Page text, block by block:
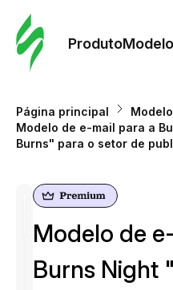
Produto
Página principal
Modelo de e-mail para a
Burns" para o setor de
Modelo de
Burns Night